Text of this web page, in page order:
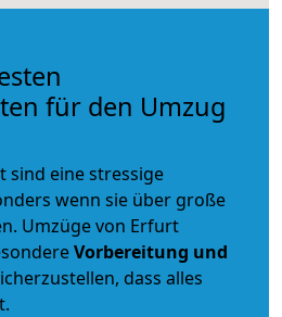
für den Umzug
sind eine stressige
wenn sie über große
Umzüge von Erfurt
Vorbereitung und
dass alles